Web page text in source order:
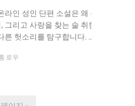
라인 성인 단편 소설은 왜 우리가
그리고 사랑을 찾는 술 취한 치료
른 헛소리를 탐구합니다. ...
로우